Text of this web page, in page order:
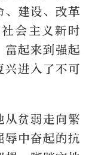
、建设、改革
会主义新时
富起来到强起
兴进入了不可
贫弱走向繁
辱中奋起的抗